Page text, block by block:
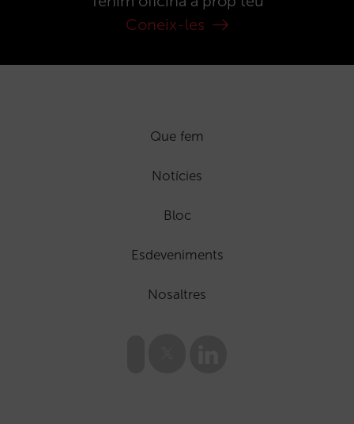
Coneix-les
Que fem
Notícies
Bloc
Esdeveniments
Nosaltres